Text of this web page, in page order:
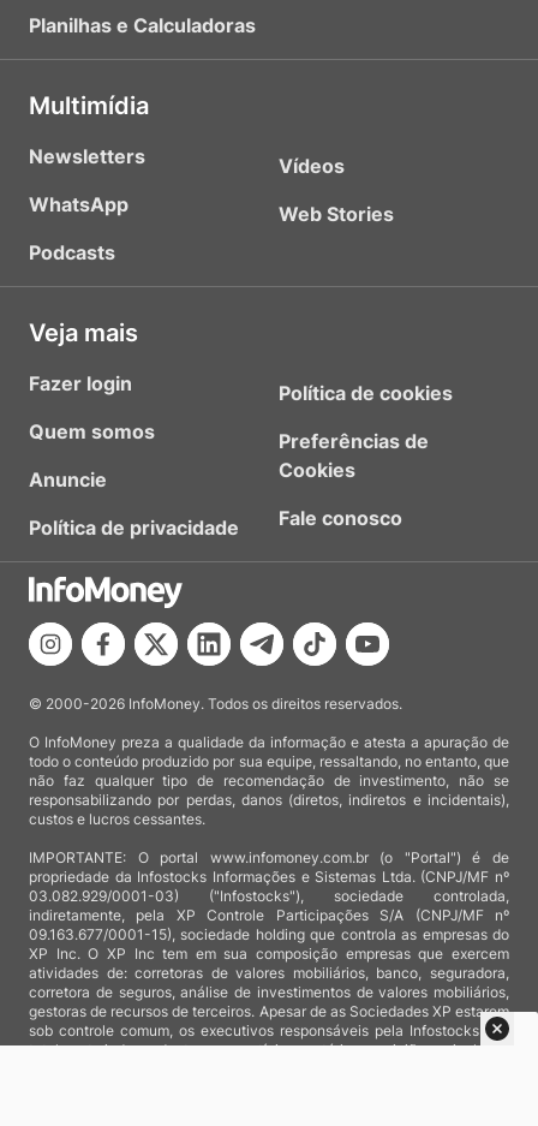
Planilhas e Calculadoras
Multimídia
Newsletters
WhatsApp
Podcasts
Vídeos
Web Stories
Veja mais
Fazer login
Quem somos
Anuncie
Política de privacidade
Política de cookies
Preferências de
Cookies
Fale conosco
© 2000-2026 InfoMoney. Todos os direitos reservados.
O InfoMoney preza a qualidade da informação e atesta a apuração de
todo o conteúdo produzido por sua equipe, ressaltando, no entanto, que
não faz qualquer tipo de recomendação de investimento, não se
responsabilizando por perdas, danos (diretos, indiretos e incidentais),
custos e lucros cessantes.
IMPORTANTE: O portal www.infomoney.com.br (o "Portal") é de
propriedade da Infostocks Informações e Sistemas Ltda. (CNPJ/MF nº
03.082.929/0001-03) ("Infostocks"), sociedade controlada,
indiretamente, pela XP Controle Participações S/A (CNPJ/MF nº
09.163.677/0001-15), sociedade holding que controla as empresas do
XP Inc. O XP Inc tem em sua composição empresas que exercem
atividades de: corretoras de valores mobiliários, banco, seguradora,
corretora de seguros, análise de investimentos de valores mobiliários,
gestoras de recursos de terceiros. Apesar de as Sociedades XP estarem
sob controle comum, os executivos responsáveis pela Infostocks são
totalmente independentes e as notícias, matérias e opiniões veiculadas